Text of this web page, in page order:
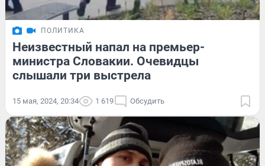
ПОЛИТИКА
Неизвестный напал на премьер-
министра Словакии. Очевидцы
слышали три выстрела
15 мая, 2024, 20:34 1 619 Обсудить